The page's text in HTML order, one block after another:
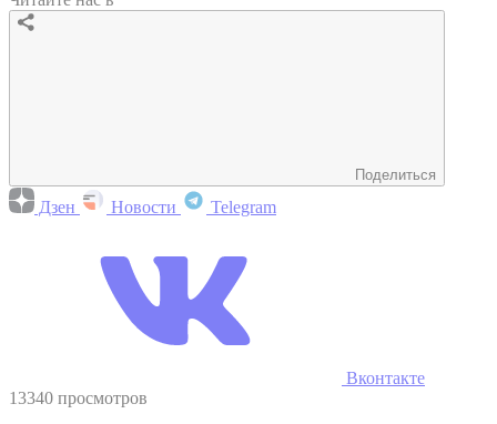
Поделиться
Дзен Новости Telegram
Вконтакте
13340 просмотров